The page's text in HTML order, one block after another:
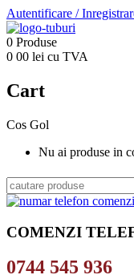
Autentificare /
0 Produse
0 00 lei cu TVA
Cart
Cos Gol
Nu ai produse in
COMENZI
0744 545 936